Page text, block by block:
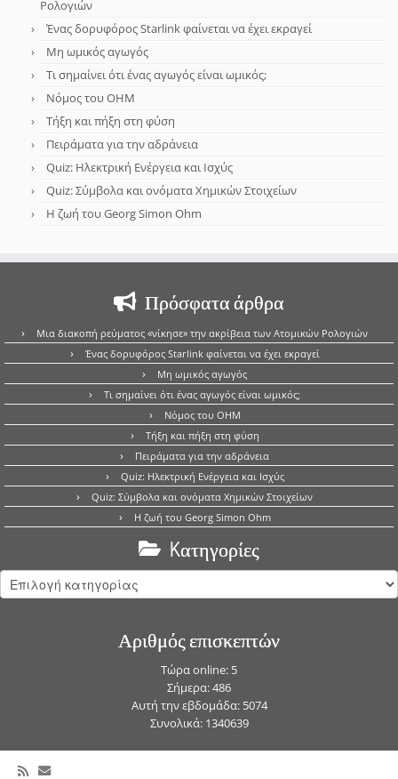
Ρολογιών
Ένας δορυφόρος Starlink φαίνεται να έχει εκραγεί
Μη ωμικός αγωγός
Τι σημαίνει ότι ένας αγωγός είναι ωμικός;
Νόμος του OHM
Τήξη και πήξη στη φύση
Πειράματα για την αδράνεια
Quiz: Ηλεκτρική Ενέργεια και Ισχύς
Quiz: Σύμβολα και ονόματα Χημικών Στοιχείων
Η ζωή του Georg Simon Ohm
Πρόσφατα άρθρα
Μια διακοπή ρεύματος «νίκησε» την ακρίβεια των Ατομικών Ρολογιών
Ένας δορυφόρος Starlink φαίνεται να έχει εκραγεί
Μη ωμικός αγωγός
Τι σημαίνει ότι ένας αγωγός είναι ωμικός;
Νόμος του OHM
Τήξη και πήξη στη φύση
Πειράματα για την αδράνεια
Quiz: Ηλεκτρική Ενέργεια και Ισχύς
Quiz: Σύμβολα και ονόματα Χημικών Στοιχείων
Η ζωή του Georg Simon Ohm
Kατηγορίες
Kατηγορίες
Αριθμός επισκεπτών
Τώρα online: 5
Σήμερα: 486
Αυτή την εβδομάδα: 5074
Συνολικά: 1340639